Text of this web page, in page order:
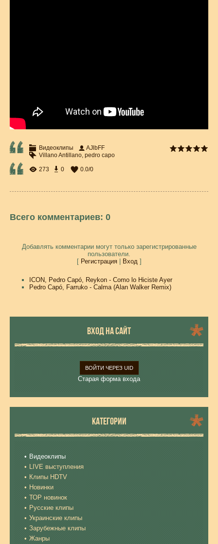
Видеоклипы
AJlbFF
Villano Antillano, pedro capo
273 0 0.0/0
Всего комментариев: 0
Добавлять комментарии могут только зарегистрированные
пользователи.
[ Регистрация| Вход]
ICON, Pedro Capó, Reykon - Como lo Hiciste Ayer
Pedro Capó, Farruko - Calma (Alan Walker Remix)
ВХОД НА САЙТ
ВОЙТИ ЧЕРЕЗ UID
Старая форма входа
КАТЕГОРИИ
Видеоклипы
LIVE выступления
Клипы HDTV
Новинки
ТОР новинок
Русские клипы
Украинские клипы
Зарубежные клипы
Жанры